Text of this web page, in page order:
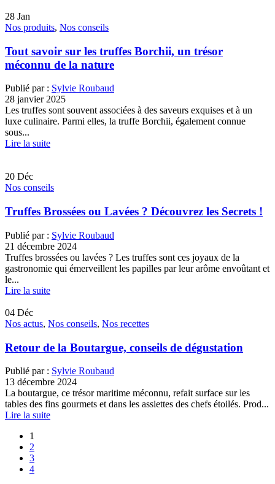
28 Jan
Nos produits, Nos conseils
Tout savoir sur les truffes Borchii, un trésor
méconnu de la nature
Publié par : Sylvie Roubaud
28 janvier 2025
Les truffes sont souvent associées à des saveurs exquises et à un
luxe culinaire. Parmi elles, la truffe Borchii, également connue
sous...
Lire la suite
20 Déc
Nos conseils
Truffes Brossées ou Lavées ? Découvrez les Secrets !
Publié par : Sylvie Roubaud
21 décembre 2024
Truffes brossées ou lavées ? Les truffes sont ces joyaux de la
gastronomie qui émerveillent les papilles par leur arôme envoûtant et
le...
Lire la suite
04 Déc
Nos actus, Nos conseils, Nos recettes
Retour de la Boutargue, conseils de dégustation
Publié par : Sylvie Roubaud
13 décembre 2024
La boutargue, ce trésor maritime méconnu, refait surface sur les
tables des fins gourmets et dans les assiettes des chefs étoilés. Prod...
Lire la suite
1
2
3
4